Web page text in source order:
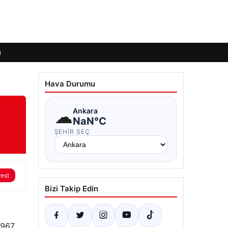
Hava Durumu
☁Ankara
NaN°C
ŞEHIR SEÇ
Bizi Takip Edin